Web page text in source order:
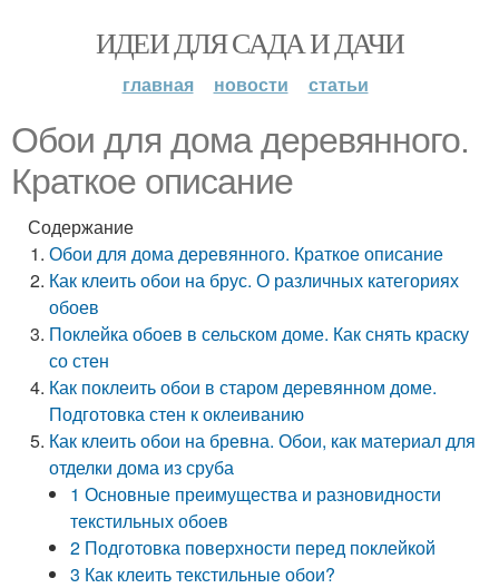
ИДЕИ ДЛЯ САДА И ДАЧИ
главная новости статьи
Обои для дома деревянного.
Краткое описание
Содержание
Обои для дома деревянного. Краткое описание
Как клеить обои на брус. О различных категориях
обоев
Поклейка обоев в сельском доме. Как снять краску
со стен
Как поклеить обои в старом деревянном доме.
Подготовка стен к оклеиванию
Как клеить обои на бревна. Обои, как материал для
отделки дома из сруба
1 Основные преимущества и разновидности
текстильных обоев
2 Подготовка поверхности перед поклейкой
3 Как клеить текстильные обои?